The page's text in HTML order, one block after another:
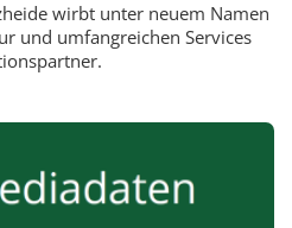
wirbt unter neuem Namen
und umfangreichen Services